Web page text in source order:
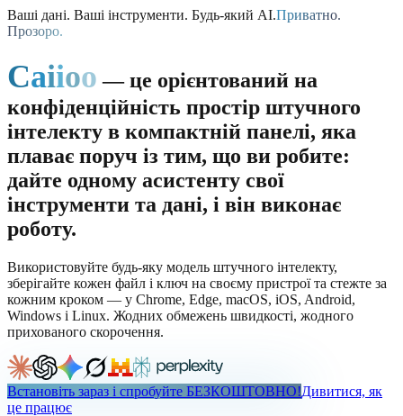
Ваші дані. Ваші інструменти. Будь-який AI.Приватно.
Прозоро.
Caiioo — це орієнтований на
конфіденційність простір штучного
інтелекту в компактній панелі, яка
плаває поруч із тим, що ви робите:
дайте одному асистенту свої
інструменти та дані, і він виконає
роботу.
Використовуйте будь-яку модель штучного інтелекту,
зберігайте кожен файл і ключ на своєму пристрої та стежте за
кожним кроком — у Chrome, Edge, macOS, iOS, Android,
Windows і Linux. Жодних обмежень швидкості, жодного
прихованого скорочення.
Встановіть зараз і спробуйте БЕЗКОШТОВНО!Дивитися, як
це працює